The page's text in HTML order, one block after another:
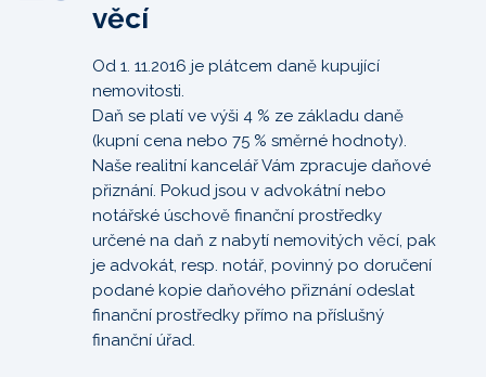
věcí
Od 1. 11.2016 je plátcem daně kupující
nemovitosti.
Daň se platí ve výši 4 % ze základu daně
(kupní cena nebo 75 % směrné hodnoty).
Naše realitní kancelář Vám zpracuje daňové
přiznání. Pokud jsou v advokátní nebo
notářské úschově finanční prostředky
určené na daň z nabytí nemovitých věcí, pak
je advokát, resp. notář, povinný po doručení
podané kopie daňového přiznání odeslat
finanční prostředky přímo na příslušný
finanční úřad.